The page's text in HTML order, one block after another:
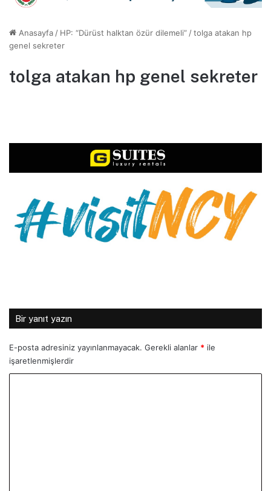
Anasayfa / HP: “Dürüst halktan özür dilemeli” /tolga atakan hp
genel sekreter
tolga atakan hp genel sekreter
Bir yanıt yazın
E-posta adresiniz yayınlanmayacak. Gerekli alanlar * ile
işaretlenmişlerdir